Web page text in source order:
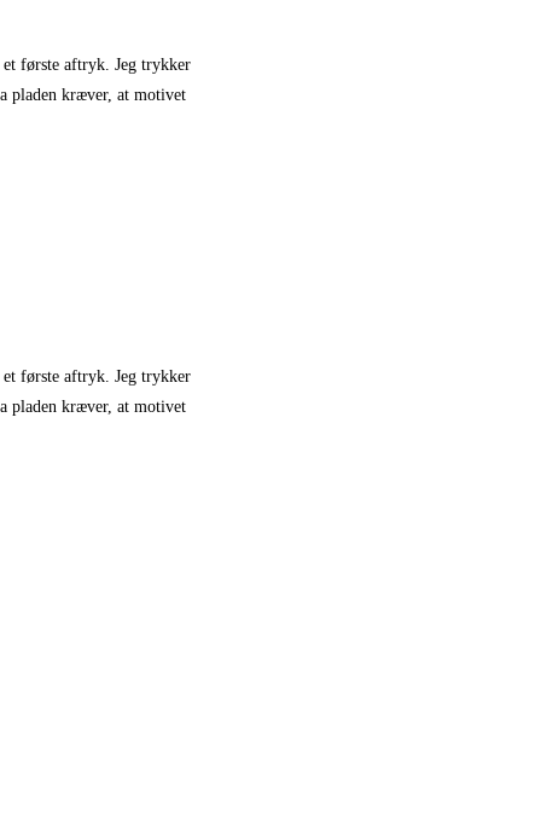
første aftryk. Jeg trykker
pladen kræver, at motivet
første aftryk. Jeg trykker
pladen kræver, at motivet